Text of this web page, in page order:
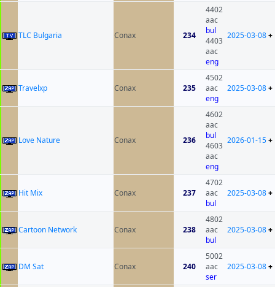
TLC Bulgaria Conax 234
4402
aac
bul
4403
aac
eng
2025-03-08+
Travelxp Conax 235
4502
aac
eng
2025-03-08+
Love Nature Conax 236
4602
aac
bul
4603
aac
eng
2026-01-15+
Hit Mix Conax 237
4702
aac
bul
2025-03-08+
Cartoon Network Conax 238
4802
aac
bul
2025-03-08+
DM Sat Conax 240
5002
aac
ser
2025-03-08+